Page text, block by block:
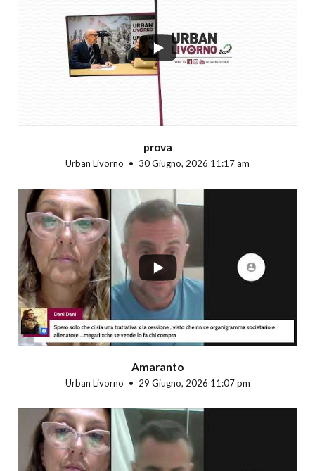
prova
Urban Livorno 30 Giugno, 2026 11:17 am
Amaranto
Urban Livorno 29 Giugno, 2026 11:07 pm